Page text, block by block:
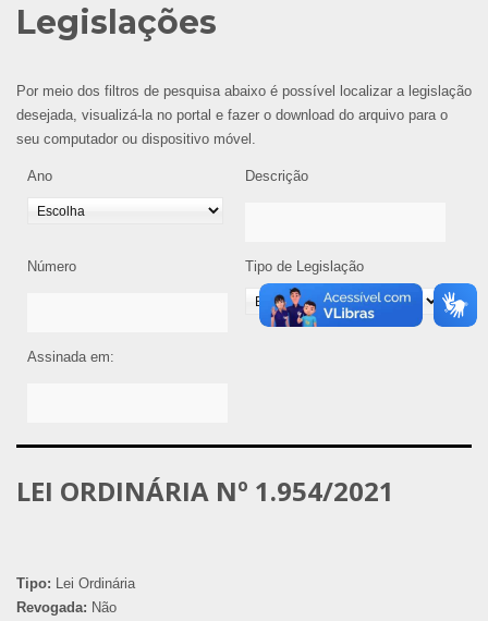
Legislações
Por meio dos filtros de pesquisa abaixo é possível localizar a legislação
desejada, visualizá-la no portal e fazer o download do arquivo para o
seu computador ou dispositivo móvel.
Ano Descrição
Número Tipo de Legislação
Assinada em:
LEI ORDINÁRIA Nº 1.954/2021
Tipo: Lei Ordinária
Revogada: Não